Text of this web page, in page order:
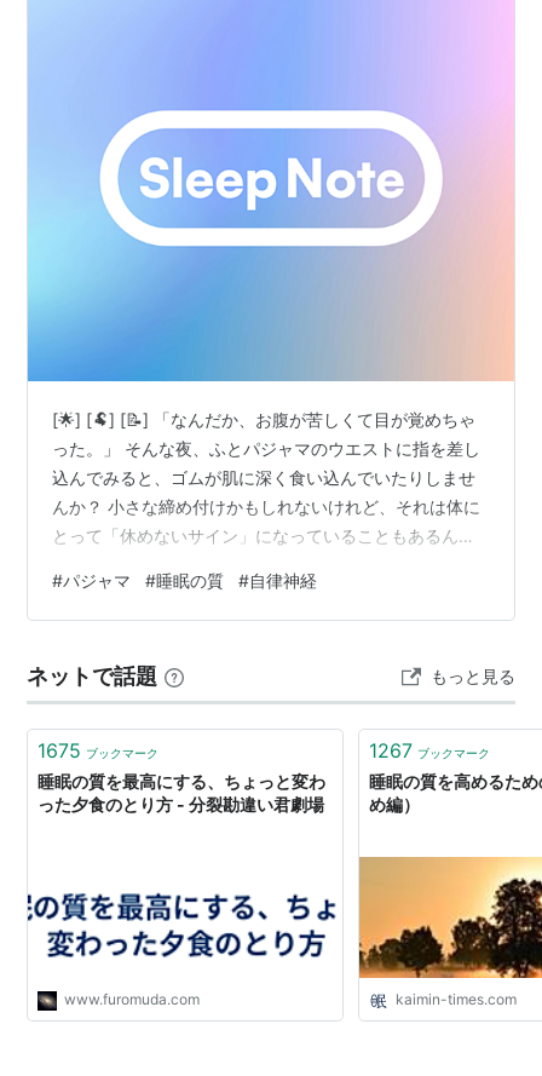
[🌟] [🐏] [📝] 「なんだか、お腹が苦しくて目が覚めちゃ
った。」 そんな夜、ふとパジャマのウエストに指を差し
込んでみると、ゴムが肌に深く食い込んでいたりしませ
んか？ 小さな締め付けかもしれないけれど、それは体に
とって「休めないサイン」になっていることもあるん
スト調整についてメモしてきたよ 🐏👖 [/📝] [🌙] お腹の
締め付けが眠りを妨げる理由🌙 物理的な圧迫が心と体に
モード」から抜け出せない 理想的なウエスト調整と選び
方🌱 紐タイプや「ゆとり」を味方につける 📝今夜のチェ
ックリスト…
#パジャマ #睡眠の質 #自律神経
ネットで話題 もっと見る
1675 ブックマーク
睡眠の質を最高にする、ちょっと変わ
った夕食のとり方 - 分裂勘違い君劇場
www.furomuda.com
1267 ブックマーク
睡眠の質を高めるた
め編）
kaimin-times.com